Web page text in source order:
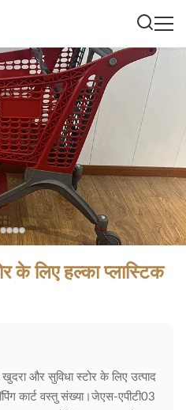
के लिए हल्का प्लास्टिक
खुदरा और सुविधा स्टोर के लिए उत्पाद
कार्ट वस्तु संख्या।जेएस-एपीटी03